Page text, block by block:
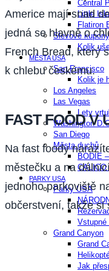
Central
Little
Flatiron
Slevové
Kolik
MĚSTA USA
San Francisco
Kolik je
Los Angeles
Las Vegas
Lety
Washington
San Diego​
Města duchů
BODIE
CALICO
PARKY USA
Parky USA
Vstupné
Grand Canyon
Grand
Jak
Americe mají snad
jedná se hlavně o
French Bread, který
k chlebu českému.
FAST FOOD V
Na fast foody
městečku a na
jednoho parkoviště
občerstvení, takže si